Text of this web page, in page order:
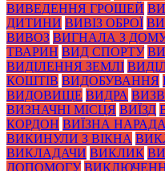
ВИВЕДЕННЯ ГРОШЕЙ
ДИТИНИ ВИВІЗ ОБРОЇ
ВИВОЗ ВИГНАЛА З
ТВАРИН ВИД СПОРТУ
ВИДІЛЕННЯ ЗЕМЛІ
КОШТІВ ВИДОБУВАННЯ
ВИДОВИЩЕ ВИДРА
ВИЗНАЧНІ МІСЦЯ ВИЇЗД
КОРДОН ВИЇЗНА НАРАДА
ВИКИНУЛИ З ВІКНА
ВИКЛАДАЧИ ВИКЛИК
ДОПОМОГУ